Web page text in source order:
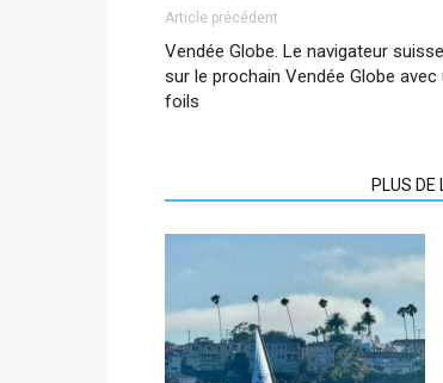
Article précédent
Vendée Globe. Le navigateur
sur le prochain Vendée Globe avec
foils
PLUS DE